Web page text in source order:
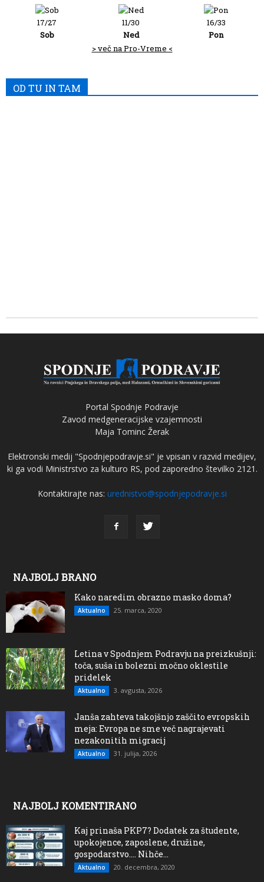
17/27
Sob
11/30
Ned
16/33
Pon
> več na Pro-Vreme <
OD TU IN TAM
Portal Spodnje Podravje
Zavod medgeneracijske vzajemnosti
Maja Tominc Žerak
Elektronski medij "Spodnjepodravje.si" je vpisan v razvid medijev,
ki ga vodi Ministrstvo za kulturo RS, pod zaporedno številko 2121.
Kontaktirajte nas: urednistvo@spodnjepodravje.si
NAJBOLJ BRANO
Kako naredim obrazno masko doma?
Aktualno 25. marca, 2020
Letina v Spodnjem Podravju na preizkušnji:
toča, suša in bolezni močno oklestile
pridelek
Aktualno 3. avgusta, 2026
Janša zahteva takojšnjo zaščito evropskih
meja: Evropa ne sme več nagrajevati
nezakonitih migracij
Aktualno 31. julija, 2026
NAJBOLJ KOMENTIRANO
Kaj prinaša PKP7? Dodatek za študente,
upokojence, zaposlene, družine,
gospodarstvo…. Nihče...
Aktualno 20. decembra, 2020